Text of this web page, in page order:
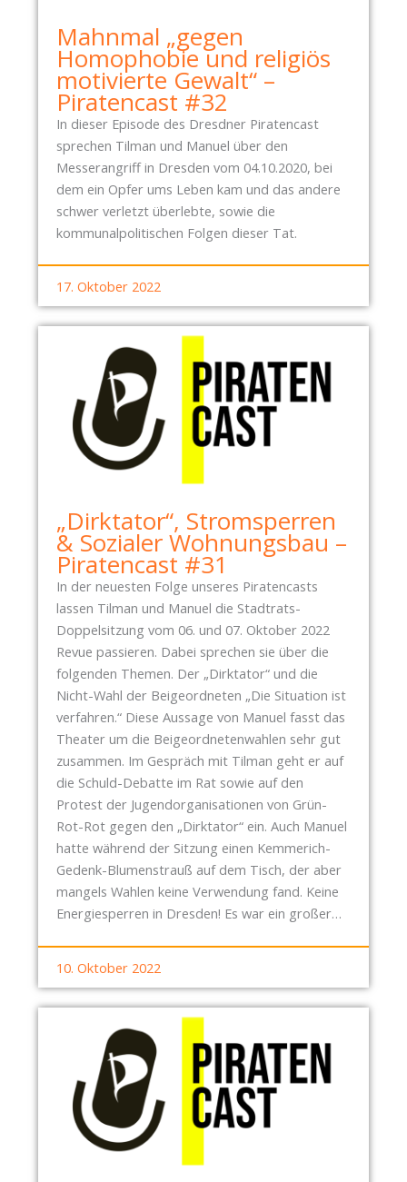
N
G
E
N
O
M
2
7
.
A
P
R
I
L
0
2
6
Mahnmal „gegen
Homophobie und religiös
motivierte Gewalt“ –
Piratencast #32
In dieser Episode des Dresdner Piratencast
sprechen Tilman und Manuel über den
Messerangriff in Dresden vom 04.10.2020, bei
dem ein Opfer ums Leben kam und das andere
schwer verletzt überlebte, sowie die
kommunalpolitischen Folgen dieser Tat.
17. Oktober 2022
„Dirktator“, Stromsperren
& Sozialer Wohnungsbau –
Piratencast #31
In der neuesten Folge unseres Piratencasts
lassen Tilman und Manuel die Stadtrats-
Doppelsitzung vom 06. und 07. Oktober 2022
Revue passieren. Dabei sprechen sie über die
folgenden Themen. Der „Dirktator“ und die
Nicht-Wahl der Beigeordneten „Die Situation ist
verfahren.“ Diese Aussage von Manuel fasst das
Theater um die Beigeordnetenwahlen sehr gut
zusammen. Im Gespräch mit Tilman geht er auf
die Schuld-Debatte im Rat sowie auf den
Protest der Jugendorganisationen von Grün-
Rot-Rot gegen den „Dirktator“ ein. Auch Manuel
hatte während der Sitzung einen Kemmerich-
Gedenk-Blumenstrauß auf dem Tisch, der aber
mangels Wahlen keine Verwendung fand. Keine
Energiesperren in Dresden! Es war ein großer…
10. Oktober 2022